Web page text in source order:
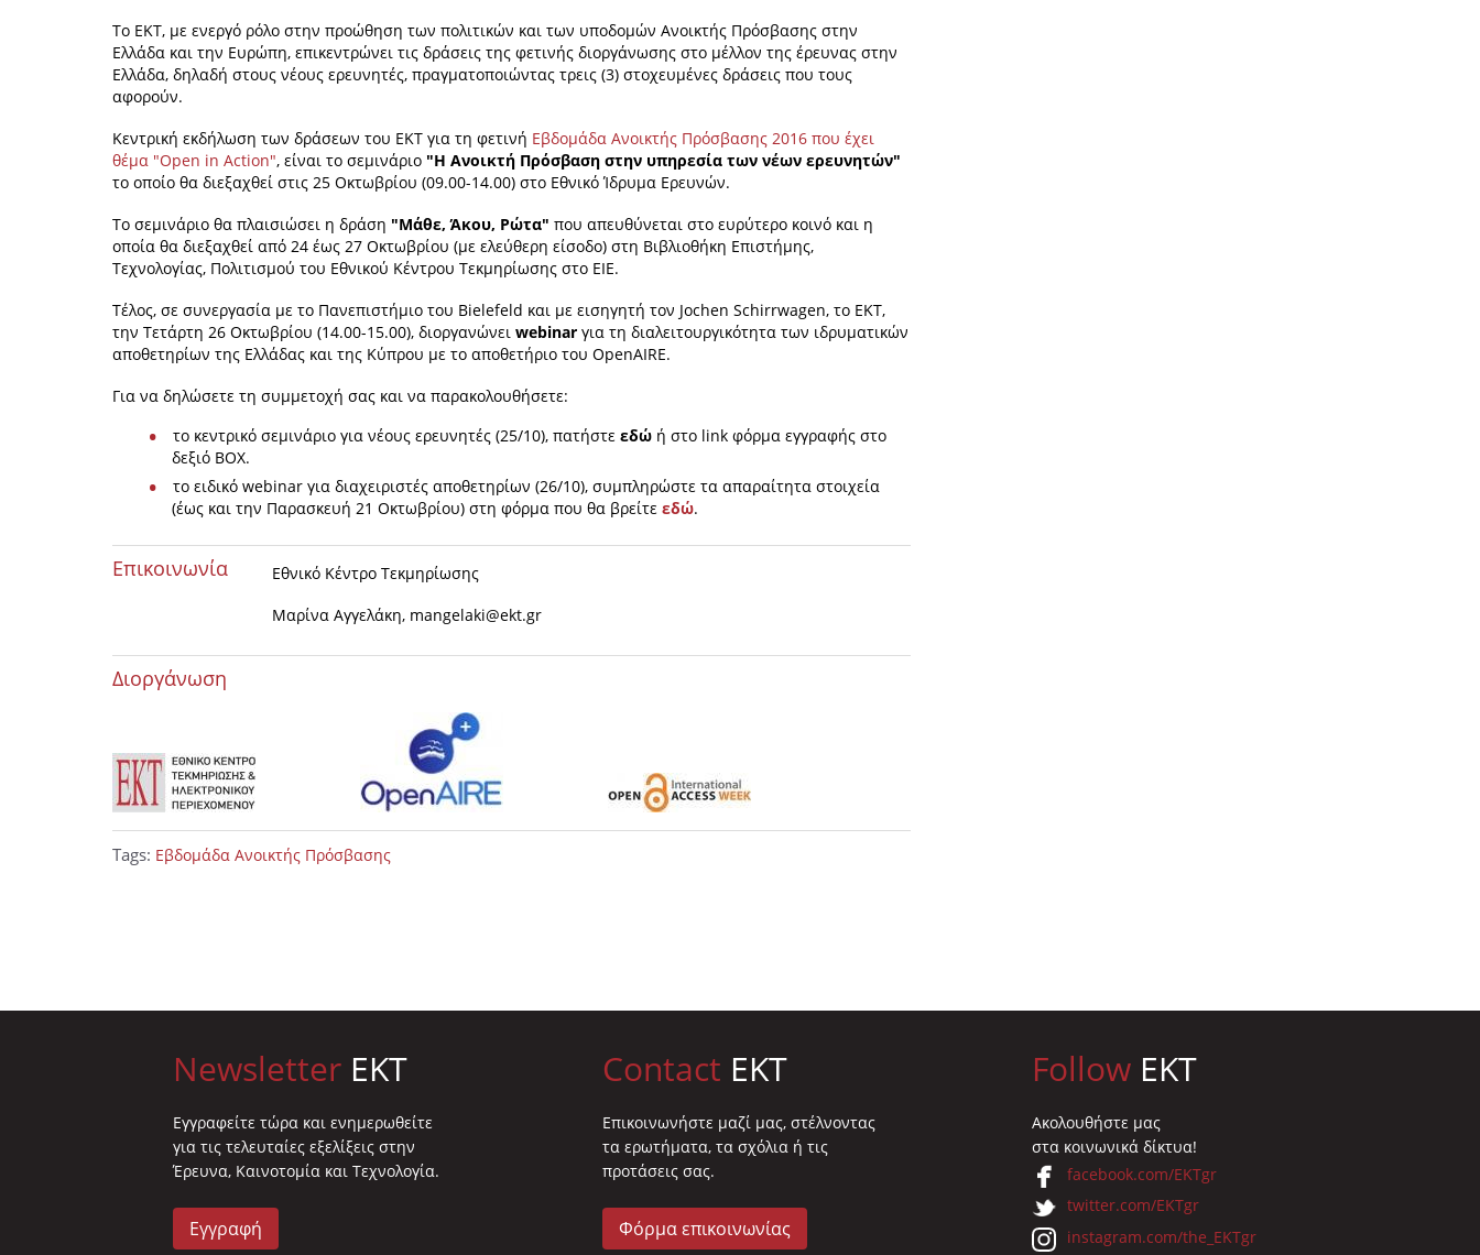
Το ΕΚΤ, με ενεργό ρόλο στην προώθηση των πολιτικών και των υποδομών Aνοικτής Πρόσβασης στην
Ελλάδα και την Ευρώπη, επικεντρώνει τις δράσεις της φετινής διοργάνωσης στο μέλλον της έρευνας στην
Ελλάδα, δηλαδή στους νέους ερευνητές, πραγματοποιώντας τρεις (3) στοχευμένες δράσεις που τους
αφορούν.
Κεντρική εκδήλωση των δράσεων του ΕΚΤ για τη φετινή Εβδομάδα Ανοικτής Πρόσβασης 2016 που έχει
θέμα "Open in Action", είναι το σεμινάριο "Η Ανοικτή Πρόσβαση στην υπηρεσία των νέων ερευνητών"
το οποίο θα διεξαχθεί στις 25 Οκτωβρίου (09.00-14.00) στο Εθνικό Ίδρυμα Ερευνών.
Το σεμινάριο θα πλαισιώσει η δράση "Μάθε, Άκου, Ρώτα" που απευθύνεται στο ευρύτερο κοινό και η
οποία θα διεξαχθεί από 24 έως 27 Οκτωβρίου (με ελεύθερη είσοδο) στη Βιβλιοθήκη Eπιστήμης,
Τεχνολογίας, Πολιτισμού του Εθνικού Κέντρου Τεκμηρίωσης στο ΕΙΕ.
Τέλος, σε συνεργασία με το Πανεπιστήμιο του Bielefeld και με εισηγητή τον Jochen Schirrwagen, το ΕΚΤ,
την Τετάρτη 26 Οκτωβρίου (14.00-15.00), διοργανώνει webinar για τη διαλειτουργικότητα των ιδρυματικών
αποθετηρίων της Ελλάδας και της Κύπρου με το αποθετήριο του OpenAIRE.
Για να δηλώσετε τη συμμετοχή σας και να παρακολουθήσετε:
τo κεντρικό σεμινάριο για νέους ερευνητές (25/10), πατήστε εδώή στο link φόρμα εγγραφής στο
δεξιό ΒΟΧ.
το ειδικό webinar για διαχειριστές αποθετηρίων (26/10), συμπληρώστε τα απαραίτητα στοιχεία
(έως και την Παρασκευή 21 Οκτωβρίου) στη φόρμα που θα βρείτε εδώ.
Επικοινωνία
Εθνικό Κέντρο Τεκμηρίωσης
Μαρίνα Αγγελάκη, mangelaki@ekt.gr
Διοργάνωση
Tags: Εβδομάδα Ανοικτής Πρόσβασης
Newsletter EKT
Eγγραφείτε τώρα και ενημερωθείτε
για τις τελευταίες εξελίξεις στην
Έρευνα, Καινοτομία και Τεχνολογία.
Εγγραφή
Contact EKT
Επικοινωνήστε μαζί μας, στέλνοντας
τα ερωτήματα, τα σχόλια ή τις
προτάσεις σας.
Φόρμα επικοινωνίας
Follow EKT
Ακολουθήστε μας
στα κοινωνικά δίκτυα!
facebook.com/EKTgr
twitter.com/EKTgr
instagram.com/the_EKTgr